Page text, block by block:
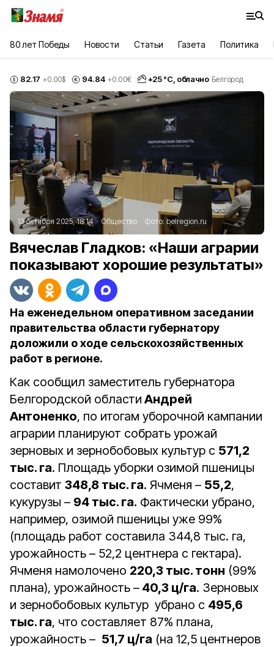
80 лет Победы Новости Статьи Газета Политика
82.17 +0.00$ 94.84 +0.00€ +25°С, облачно Белгород
13 октября 2025, 18:14 Общество Фото: belregion.ru
Вячеслав Гладков: «Наши аграрии
показывают хорошие результаты»
На еженедельном оперативном заседании
правительства области губернатору
доложили о ходе сельскохозяйственных
работ в регионе.
Как сообщил заместитель губернатора
Белгородской области Андрей
Антоненко, по итогам уборочной кампании
аграрии планируют собрать урожай
зерновых и зернобобовых культур с 571,2
тыс. га. Площадь уборки озимой пшеницы
составит 348,8 тыс. га. Ячменя – 55,2,
кукурузы – 94 тыс. га. Фактически убрано,
например, озимой пшеницы уже 99%
(площадь работ составила 344,8 тыс. га,
урожайность – 52,2 центнера с гектара).
Ячменя намолочено 220,3 тыс. тонн (99%
плана), урожайность – 40,3 ц/га. Зерновых
и зернобобовых культур убрано с 495,6
тыс. га, что составляет 87% плана,
урожайность – 51,7 ц/га (на 12,5 центнеров